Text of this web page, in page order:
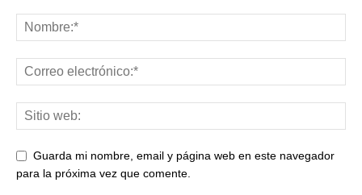
Guarda mi nombre, email y página web en este navegador
para la próxima vez que comente.